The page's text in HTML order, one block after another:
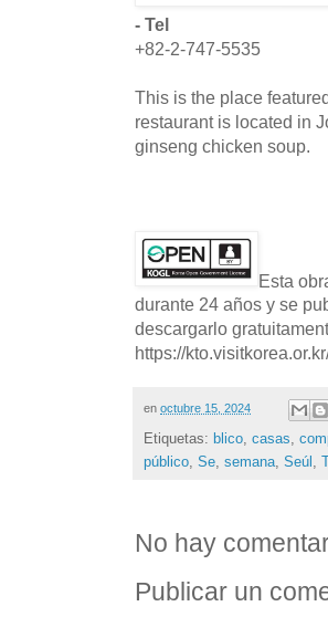
- Tel
+82-2-747-5535
This is the place
restaurant is located in
ginseng chicken soup.
Esta
durante 24 años y se
descargarlo
https://
en octubre 15, 2024
Etiquetas: blico casas
público Se semana Seúl
No hay
Publicar un